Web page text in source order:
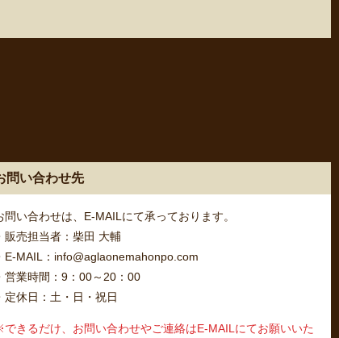
問い合わせ先
問い合わせは、E-MAILにて承っております。
販売担当者：柴田 大輔
E-MAIL：info@aglaonemahonpo.com
営業時間：9：00～20：00
定休日：土・日・祝日
きるだけ、お問い合わせやご連絡はE-MAILにてお願いいた